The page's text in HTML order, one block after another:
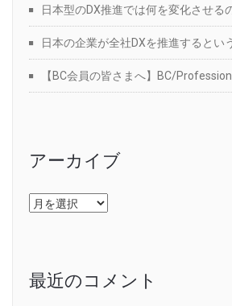
日本型のDX推進では何を変化させる
日本の企業が全社DXを推進するとい
【BC会員の皆さまへ】BC/
アーカイブ
ア
ー
最近のコメント